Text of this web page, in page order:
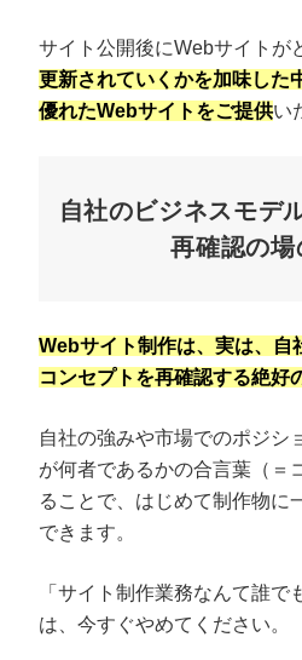
サイト公開後にWebサイトが
更新されていくかを加味した
優れたWebサイトをご提供い
自社のビジネスモデ
再確認の場
Webサイト制作は、実は、自
コンセプトを再確認する絶好
自社の強みや市場でのポジシ
が何者であるかの合言葉（＝
ることで、はじめて制作物に
できます。
「サイト制作業務なんて誰で
は、今すぐやめてください。